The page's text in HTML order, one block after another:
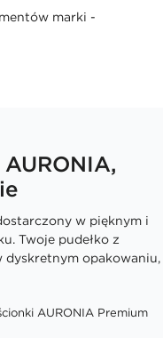
marki -
w pięknym i
Twoje pudełko z
dyskretnym opakowaniu,
AURONIA Premium